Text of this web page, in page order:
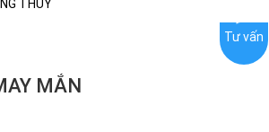
THỦY
MẮN
Tư vấn